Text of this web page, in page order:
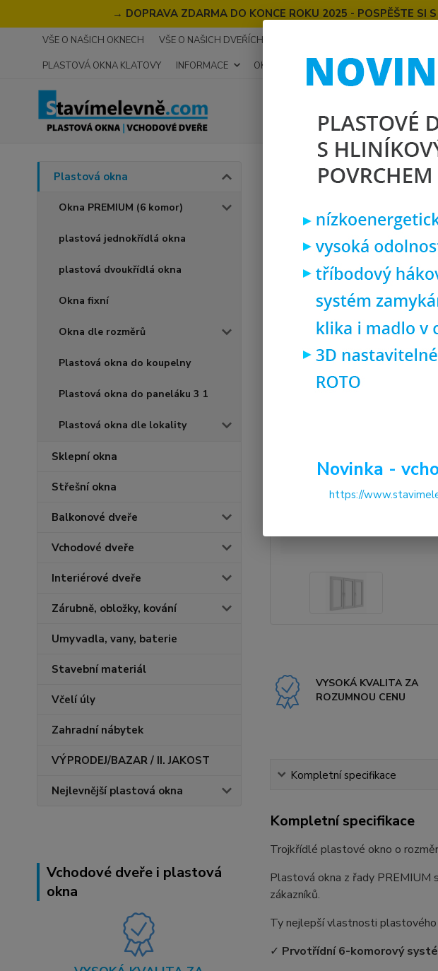
→ DOPRAVA ZDARMA DO KONCE ROKU 2025 - POSPĚŠTE SI
VŠE O NAŠICH OKNECH VŠE O NAŠICH DVEŘÍCH
PLASTOVÁ OKNA KLATOVY
INFORMACE OKNA NA MÍRU KONTAKT O NÁS
Plastová okna
Okna PREMIUM (6 komor)
plastová jednokřídlá okna
plastová dvoukřídlá okna
Okna fixní
Okna dle rozměrů
Plastová okna do koupelny
Plastová okna do paneláku 3 1
Plastová okna dle lokality
Sklepní okna
Střešní okna
Balkonové dveře
Vchodové dveře
Interiérové dveře
Zárubně, obložky, kování
Umyvadla, vany, baterie
Stavební materiál
Včelí úly
Zahradní nábytek
VÝPRODEJ/BAZAR / II. JAKOST
Nejlevnější plastová okna
Vchodové dveře i plastová
okna
Plastová okna plastové
plastové okno
TOP produkt Doprava
VYSOKÁ KVALITA ZA
ROZUMNOU CENU
Kompletní specifikace
Kompletní specifikace
Trojkřídlé plastové okno o
Plastová okna z řady PREMIUM
zákazníků.
Ty nejlepší vlastnosti plastového
✓ Prvotřídní 6-komorový
Novinka -
https://